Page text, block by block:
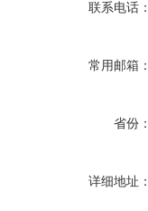
联系电话
常用邮箱
省份
详细地址